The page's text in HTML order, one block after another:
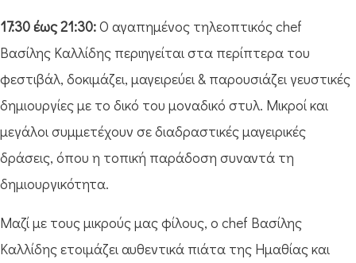
17:30 έως 21:30:Ο αγαπημένος τηλεοπτικός chef
Βασίλης Καλλίδης περιηγείται στα περίπτερα του
φεστιβάλ, δοκιμάζει, μαγειρεύει & παρουσιάζει γευστικές
δημιουργίες με το δικό του μοναδικό στυλ. Μικροί και
μεγάλοι συμμετέχουν σε διαδραστικές μαγειρικές
δράσεις, όπου η τοπική παράδοση συναντά τη
δημιουργικότητα.
Μαζί με τους μικρούς μας φίλους, ο chef Βασίλης
Καλλίδης ετοιμάζει αυθεντικά πιάτα της Ημαθίας και